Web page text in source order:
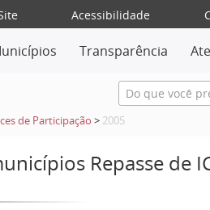
Acessibilidade
Transparência
de Participação > 2005
Repasse de